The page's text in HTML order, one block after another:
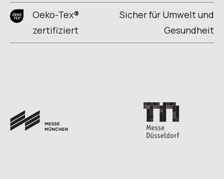
Oeko-Tex®
zertifiziert
Sicher für Umwelt und
Gesundheit